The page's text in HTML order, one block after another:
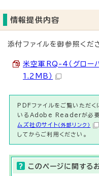
情報提供内容
添付ファイルを御参照くだ
米空軍RQ-4（グロー
1.2MB）
PDFファイルをご覧いただく
いるAdobe Readerが必要
ムズ社のサイト （外部リンク）
してからご利用ください。
このページに関する